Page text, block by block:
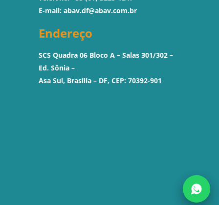
E-mail: abav.df@abav.com.br
Endereço
SCS Quadra 06 Bloco A – Salas 301/302 –
Ed. Sônia –
Asa Sul, Brasília – DF, CEP: 70392-901